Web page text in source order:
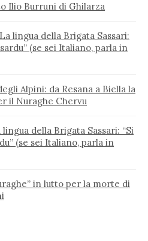
Ilio Burruni di Ghilarza
La lingua della Brigata Sassari:
(se sei Italiano, parla in
Alpini: da Resana a Biella la
il Nuraghe Chervu
lingua della Brigata Sassari: “Si
(se sei Italiano, parla in
in lutto per la morte di